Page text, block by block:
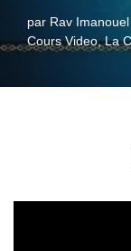
par Rav
Cours Video,La